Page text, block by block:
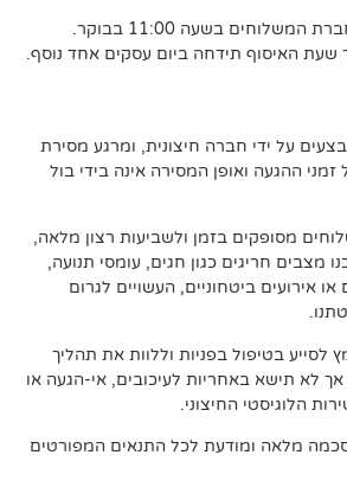
ביום עסקים אחד נוסף.
חיצונית, ומרגע מסירת
אינה בידי בול
ולשביעות רצון מלאה,
חגים, עומסי תנועה,
העשויים לגרום
וללוות את תהליך
לעיכובים, אי-הגעה או
לכל התנאים המפורטים